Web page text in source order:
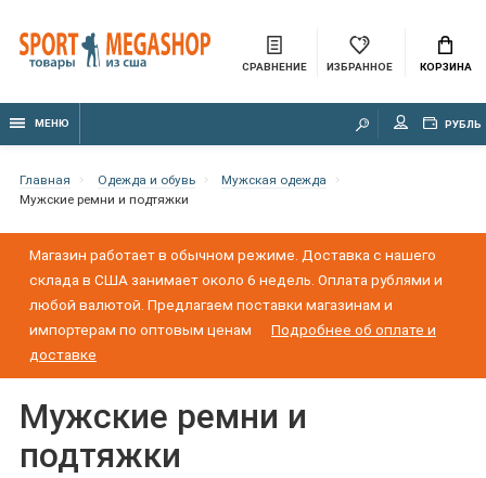
СРАВНЕНИЕ ИЗБРАННОЕ КОРЗИНА
МЕНЮ РУБЛЬ
Главная Одежда и обувь
Мужская одежда
Мужские ремни и подтяжки
Магазин работает в обычном режиме. Доставка с нашего
склада в США занимает около 6 недель. Оплата рублями и
любой валютой. Предлагаем поставки магазинам и
импортерам по оптовым ценам
Подробнее об оплате и
доставке
Мужские ремни и
подтяжки